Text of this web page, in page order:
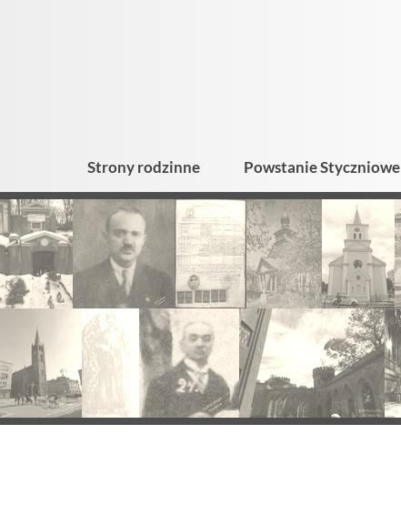
Strony rodzinne Powstanie Styczniowe